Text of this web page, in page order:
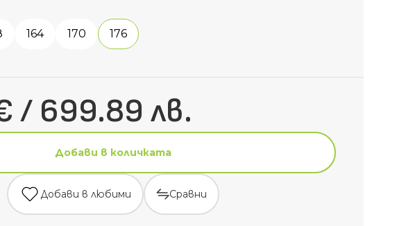
164 170 176
/ 699.89 лв.
Добави в количката
Добави в любими Сравни